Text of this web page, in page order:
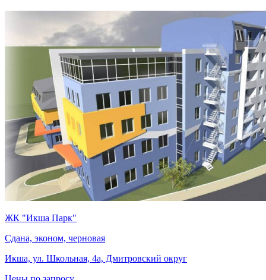
ЖК "Икша Парк"
Сдана, эконом, черновая
Икша, ул. Школьная, 4а, Дмитровский округ